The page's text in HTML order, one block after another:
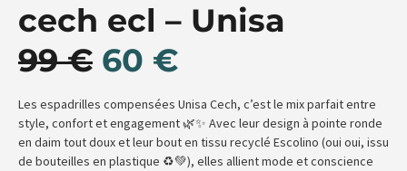
cech ecl – Unisa
99€ 60 €
Les espadrilles compensées Unisa Cech, c’est le mix parfait entre
style, confort et engagement 🌿✨ Avec leur design à pointe ronde
en daim tout doux et leur bout en tissu recyclé Escolino (oui oui, issu
de bouteilles en plastique ♻️💚), elles allient mode et conscience